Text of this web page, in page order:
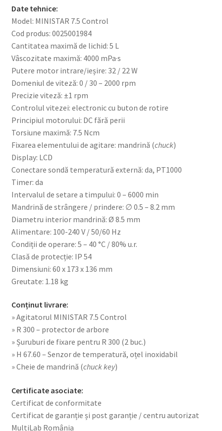
Date tehnice:
Model: MINISTAR 7.5 Control
Cod produs: 0025001984
Cantitatea maximă de lichid: 5 L
Vâscozitate maximă: 4000 mPa·s
Putere motor intrare/ieșire: 32 / 22 W
Domeniul de viteză: 0 / 30 – 2000 rpm
Precizie viteză: ±1 rpm
Controlul vitezei: electronic cu buton de rotire
Principiul motorului: DC fără perii
Torsiune maximă: 7.5 Ncm
Fixarea elementului de agitare: mandrină (chuck)
Display: LCD
Conectare sondă temperatură externă: da, PT1000
Timer: da
Intervalul de setare a timpului: 0 – 6000 min
Mandrină de strângere / prindere: ∅ 0.5 – 8.2 mm
Diametru interior mandrină: Ø 8.5 mm
Alimentare: 100-240 V / 50/60 Hz
Condiții de operare: 5 – 40 °C / 80% u.r.
Clasă de protecție: IP 54
Dimensiuni: 60 x 173 x 136 mm
Greutate: 1.18 kg
Conținut livrare:
» Agitatorul MINISTAR 7.5 Control
» R 300 – protector de arbore
» Șuruburi de fixare pentru R 300 (2 buc.)
» H 67.60 – Senzor de temperatură, oțel inoxidabil
» Cheie de mandrină (chuck key)
Certificate asociate:
Certificat de conformitate
Certificat de garanție și post garanție / centru autorizat
MultiLab România